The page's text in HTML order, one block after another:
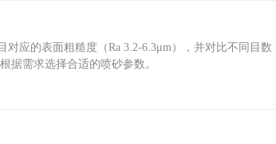
应的表面粗糙度（Ra 3.2-6.3μm），并对比不同目数
据需求选择合适的喷砂参数。